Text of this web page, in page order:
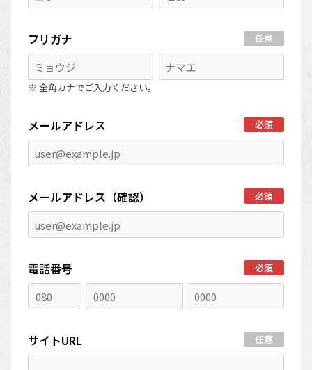
フリガナ 任意
※ 全角カナでご入力ください。
メールアドレス 必須
メールアドレス（確認） 必須
電話番号 必須
サイトURL 任意